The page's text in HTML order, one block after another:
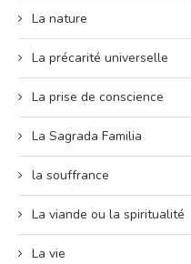
La nature
La précarité universelle
La prise de conscience
La Sagrada Familia
la souffrance
La viande ou la spiritualité
La vie